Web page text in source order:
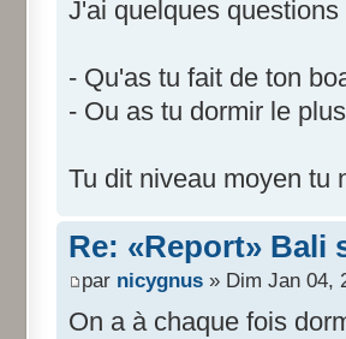
J'ai quelques questions
- Qu'as tu fait de ton
- Ou as tu dormir le
Tu dit niveau moyen tu
Re: «Report» Bali
par nicygnus » Dim Jan 04,
On a à chaque fois